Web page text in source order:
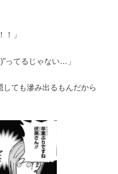
」
ってるじゃない…」
ても滲み出るもんだから